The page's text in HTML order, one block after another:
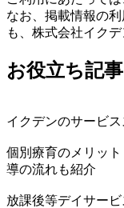
なお、掲載情報の
も、株式会社イク
お役立ち記事
イクデンのサービ
個別療育のメリッ
導の流れも紹介
放課後等デイサー